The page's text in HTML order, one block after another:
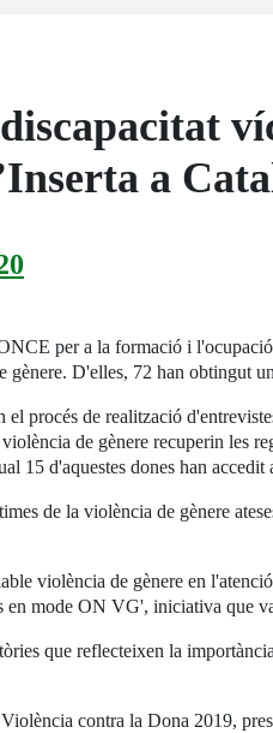
a
per a la formació i
gènere. D'elles, 72 han obtingut
el procés de realització
de gènere recuperin les
15 d'aquestes dones han accedit
de la violència de gènere
violència de gènere en
en mode ON VG', iniciativa que
que reflecteixen la
contra la Dona 2019,